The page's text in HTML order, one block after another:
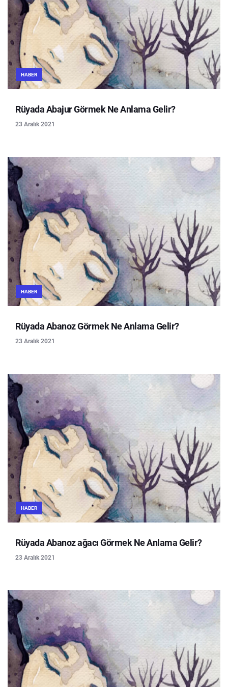
HABER
Rüyada Abajur Görmek Ne Anlama Gelir?
23 Aralık 2021
HABER
Rüyada Abanoz Görmek Ne Anlama Gelir?
23 Aralık 2021
HABER
Rüyada Abanoz ağacı Görmek Ne Anlama Gelir?
23 Aralık 2021